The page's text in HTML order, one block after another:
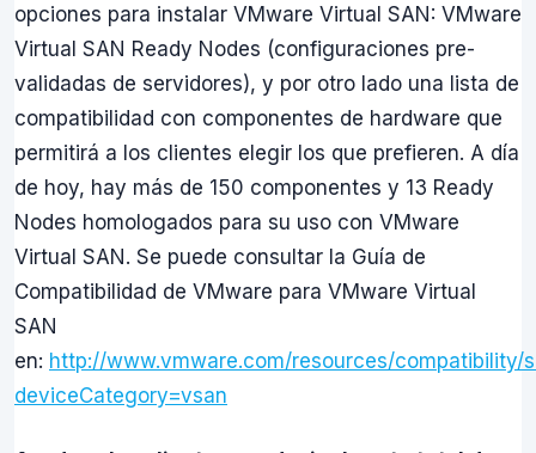
opciones para instalar VMware Virtual SAN: VMware
Virtual SAN Ready Nodes (configuraciones pre-
validadas de servidores), y por otro lado una lista de
compatibilidad con componentes de hardware que
permitirá a los clientes elegir los que prefieren. A día
de hoy, hay más de 150 componentes y 13 Ready
Nodes homologados para su uso con VMware
Virtual SAN. Se puede consultar la Guía de
Compatibilidad de VMware para VMware Virtual
SAN
en: http://www.vmware.com/resources/compatibility/
deviceCategory=vsan